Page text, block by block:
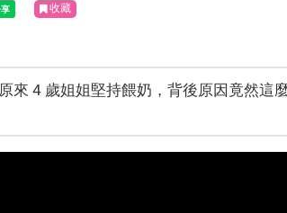
收藏
來 4 歲姐姐堅持餵奶，背後原因竟然這